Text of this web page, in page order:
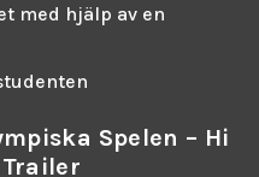
med hjälp av en
Spelen – Hi